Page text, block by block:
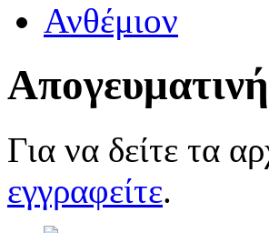
Ανθέμιον
Για να δείτε τα
εγγραφείτε.